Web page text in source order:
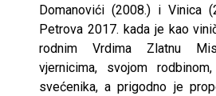
Domanovići (2008.) i Vinica
Petrova 2017. kada je kao
rodnim Vrdima Zlatnu
vjernicima, svojom
svećenika, a prigodno je